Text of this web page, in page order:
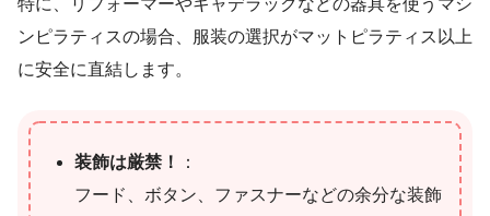
ンピラティスの場合、服装の選択がマットピラティス以上
に安全に直結します。
装飾は厳禁！
：
フード、ボタン、ファスナーなどの余分な装飾